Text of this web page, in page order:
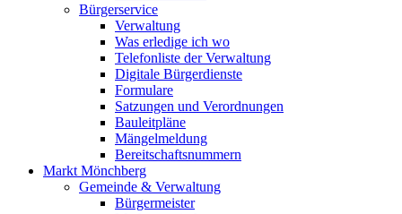
Bürgerservice
Verwaltung
Was erledige ich wo
Telefonliste der Verwaltung
Digitale Bürgerdienste
Formulare
Satzungen und Verordnungen
Bauleitpläne
Mängelmeldung
Bereitschaftsnummern
Markt Mönchberg
Gemeinde & Verwaltung
Bürgermeister